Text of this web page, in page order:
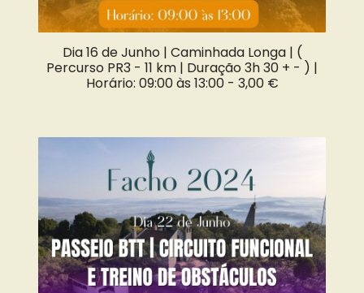
Dia 16 de Junho | Caminhada Longa | (
Percurso PR3 - 11 km | Duração 3h 30 + - ) |
Horário: 09:00 às 13:00 - 3,00 €